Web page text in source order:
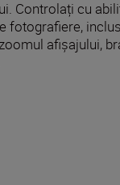
Controlați cu
fotografiere,
afișajului,